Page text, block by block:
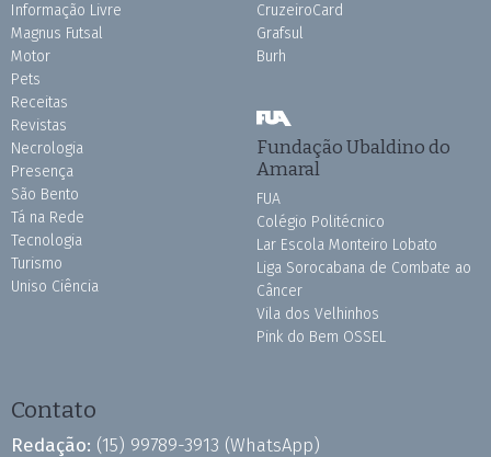
Informação Livre
Magnus Futsal
Motor
Pets
Receitas
Revistas
Necrologia
Presença
São Bento
Tá na Rede
Tecnologia
Turismo
Uniso Ciência
CruzeiroCard
Grafsul
Burh
Fundação Ubaldino do
Amaral
FUA
Colégio Politécnico
Lar Escola Monteiro Lobato
Liga Sorocabana de Combate ao
Câncer
Vila dos Velhinhos
Pink do Bem OSSEL
Contato
Redação: (15) 99789-3913 (WhatsApp)